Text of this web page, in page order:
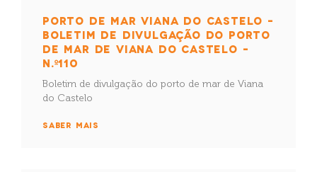
PORTO DE MAR VIANA DO CASTELO –
BOLETIM DE DIVULGAÇÃO DO PORTO
DE MAR DE VIANA DO CASTELO –
N.º110
Boletim de divulgação do porto de mar de Viana
do Castelo
SABER MAIS